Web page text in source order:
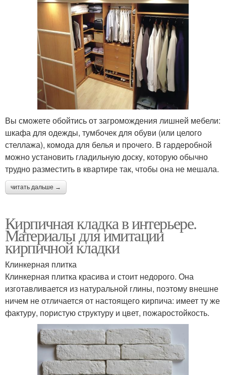
Вы сможете обойтись от загромождения лишней мебели:
шкафа для одежды, тумбочек для обуви (или целого
стеллажа), комода для белья и прочего. В гардеробной
можно установить гладильную доску, которую обычно
трудно разместить в квартире так, чтобы она не мешала.
читать дальше →
Кирпичная кладка в интерьере.
Материалы для имитации
кирпичной кладки
Клинкерная плитка
Клинкерная плитка красива и стоит недорого. Она
изготавливается из натуральной глины, поэтому внешне
ничем не отличается от настоящего кирпича: имеет ту же
фактуру, пористую структуру и цвет, пожаростойкость.